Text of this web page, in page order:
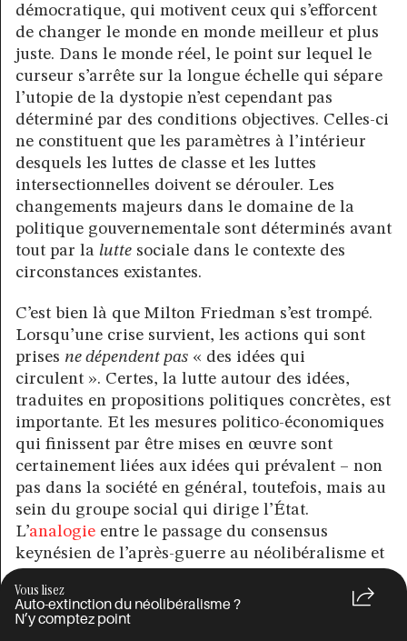
Vous lisez
Auto-extinction du néolibéralisme ?
N’y comptez point
démocratique, qui motivent ceux qui s’efforcent
de changer le monde en monde meilleur et plus
juste. Dans le monde réel, le point sur lequel le
curseur s’arrête sur la longue échelle qui sépare
l’utopie de la dystopie n’est cependant pas
déterminé par des conditions objectives. Celles-ci
ne constituent que les paramètres à l’intérieur
desquels les luttes de classe et les luttes
intersectionnelles doivent se dérouler. Les
changements majeurs dans le domaine de la
politique gouvernementale sont déterminés avant
tout par la lutte sociale dans le contexte des
circonstances existantes.
C’est bien là que Milton Friedman s’est trompé.
Lorsqu’une crise survient, les actions qui sont
prises ne dépendent pas « des idées qui
circulent ». Certes, la lutte autour des idées,
traduites en propositions politiques concrètes, est
importante. Et les mesures politico-économiques
qui finissent par être mises en œuvre sont
certainement liées aux idées qui prévalent – non
pas dans la société en général, toutefois, mais au
sein du groupe social qui dirige l’État.
L’analogie entre le passage du consensus
keynésien de l’après-guerre au néolibéralisme et
ce que Thomas Kuhn a appelé un « changement
de paradigme » s’arrête là. Car, contrairement
aux révolutions scientifiques qui sont le résultat